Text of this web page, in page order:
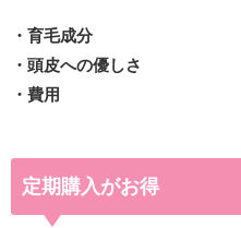
・育毛成分
・頭皮への優しさ
・費用
定期購入がお得